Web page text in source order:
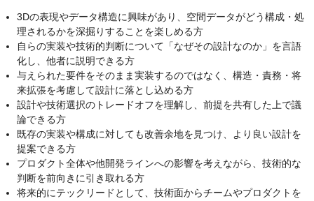
3Dの表現やデータ構造に興味があり、空間データがどう構成・処
理されるかを深掘りすることを楽しめる方
自らの実装や技術的判断について「なぜその設計なのか」を言語
化し、他者に説明できる方
与えられた要件をそのまま実装するのではなく、構造・責務・将
来拡張を考慮して設計に落とし込める方
設計や技術選択のトレードオフを理解し、前提を共有した上で議
論できる方
既存の実装や構成に対しても改善余地を見つけ、より良い設計を
提案できる方
プロダクト全体や他開発ラインへの影響を考えながら、技術的な
判断を前向きに引き取れる方
将来的にテックリードとして、技術面からチームやプロダクトを